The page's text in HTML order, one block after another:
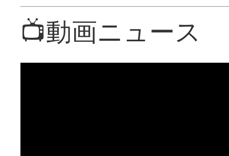
📺動画ニュース